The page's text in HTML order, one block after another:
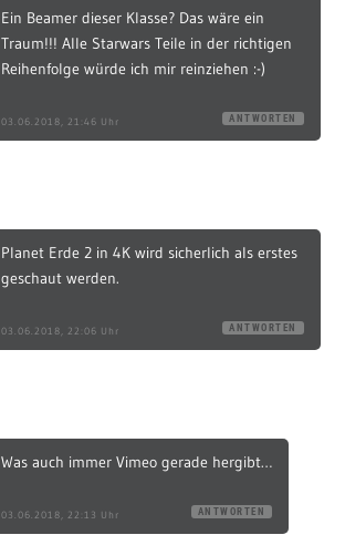
Ein Beamer dieser Klasse? Das wäre ein
Traum!!! Alle Starwars Teile in der richtigen
Reihenfolge würde ich mir reinziehen :-)
03.06.2018, 21:46 Uhr ANTWORTEN
Planet Erde 2 in 4K wird sicherlich als erstes
geschaut werden.
03.06.2018, 22:06 Uhr ANTWORTEN
Was auch immer Vimeo gerade hergibt…
03.06.2018, 22:13 Uhr ANTWORTEN